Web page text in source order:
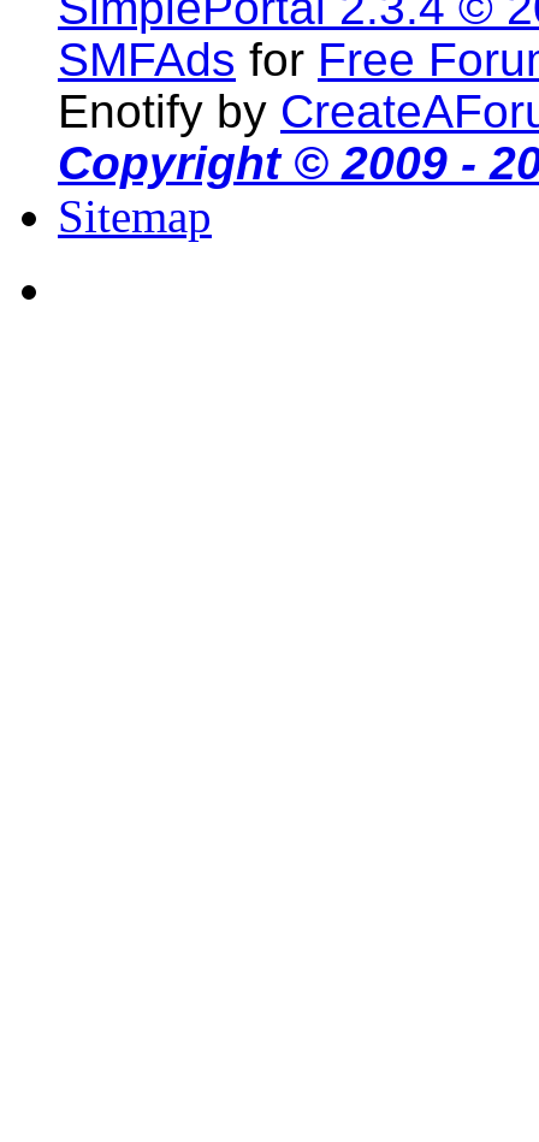
SMFAds for Free
Enotify by
Copyright © 2009 -
Sitemap